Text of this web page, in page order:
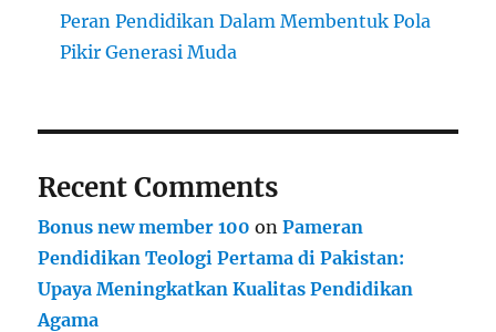
Peran Pendidikan Dalam Membentuk Pola
Pikir Generasi Muda
Recent Comments
Bonus new member 100 onPameran
Pendidikan Teologi Pertama di Pakistan:
Upaya Meningkatkan Kualitas Pendidikan
Agama